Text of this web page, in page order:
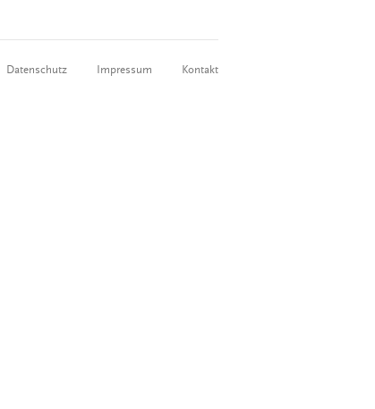
Datenschutz Impressum Kontakt